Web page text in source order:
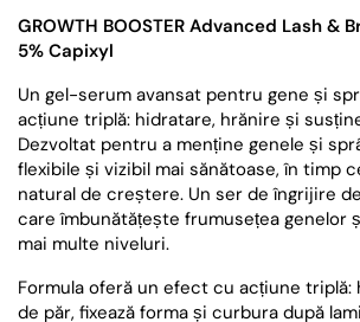
GROWTH BOOSTER Advanced Lash &
5% Capixyl
Un gel-serum avansat pentru gene și
acțiune triplă: hidratare, hrănire și
Dezvoltat pentru a menține genele și
flexibile și vizibil mai sănătoase, în timp
natural de creștere. Un ser de îngrijire
care îmbunătățește frumusețea genelor
mai multe niveluri.
Formula oferă un efect cu acțiune triplă:
de păr, fixează forma și curbura după